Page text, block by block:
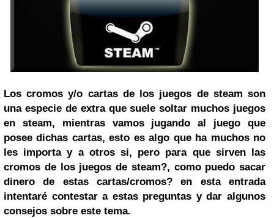
Los cromos y/o cartas de los juegos de steam son
una especie de extra que suele soltar muchos juegos
en steam, mientras vamos jugando al juego que
posee dichas cartas, esto es algo que ha muchos no
les importa y a otros si, pero para que sirven las
cromos de los juegos de steam?, como puedo sacar
dinero de estas cartas/cromos? en esta entrada
intentaré contestar a estas preguntas y dar algunos
consejos sobre este tema.